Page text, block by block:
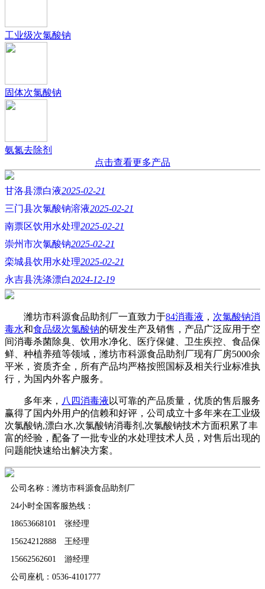
工业级次氯酸钠
固体次氯酸钠
氨氮去除剂
点击查看更多产品
甘洛县漂白液2025-02-21
三门县次氯酸钠溶液2025-02-21
南票区饮用水处理2025-02-21
崇州市次氯酸钠2025-02-21
栾城县饮用水处理2025-02-21
永吉县洗涤漂白2024-12-19
潍坊市科源食品助剂厂一直致力于84消毒液 ， 次氯酸钠消
毒水和食品级次氯酸钠的研发生产及销售，产品广泛应用于空
间消毒杀菌除臭、饮用水净化、医疗保健、卫生疾控、食品保
鲜、种植养殖等领域，潍坊市科源食品助剂厂现有厂房5000余
平米，资质齐全，所有产品均严格按照国标及相关行业标准执
行，为国内外客户服务。
多年来， 八四消毒液 以可靠的产品质量，优质的售后服务
赢得了国内外用户的信赖和好评，公司成立十多年来在工业级
次氯酸钠,漂白水,次氯酸钠消毒剂,次氯酸钠技术方面积累了丰
富的经验，配备了一批专业的水处理技术人员，对售后出现的
问题能快速给出解决方案。
公司名称：潍坊市科源食品助剂厂
24小时全国客服热线：
18653668101 张经理
15624212888 王经理
15662562601 游经理
公司座机：0536-4101777